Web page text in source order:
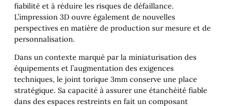
fiabilité et à réduire les risques de défaillance.
L’impression 3D ouvre également de nouvelles
perspectives en matière de production sur mesure et de
personnalisation.
Dans un contexte marqué par la miniaturisation des
équipements et l’augmentation des exigences
techniques, le joint torique 3mm conserve une place
stratégique. Sa capacité à assurer une étanchéité fiable
dans des espaces restreints en fait un composant